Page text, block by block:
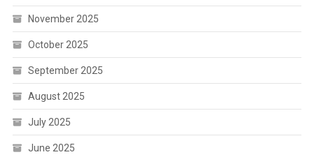
November 2025
October 2025
September 2025
August 2025
July 2025
June 2025